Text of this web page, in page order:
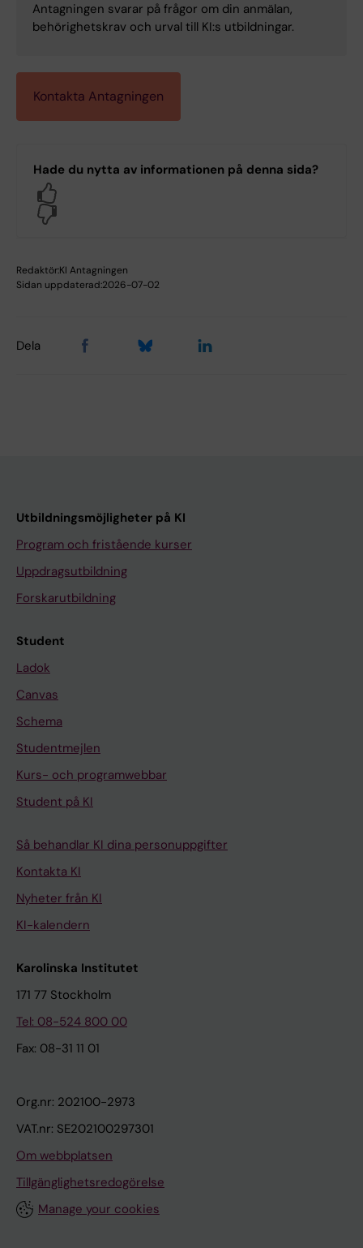
Antagningen svarar på frågor om din anmälan,
behörighetskrav och urval till KI:s utbildningar.
Kontakta Antagningen
Hade du nytta av informationen på denna sida?
Redaktör:KI Antagningen
Sidan uppdaterad:2026-07-02
Dela
Utbildningsmöjligheter på KI
Program och fristående kurser
Uppdragsutbildning
Forskarutbildning
Student
Ladok
Canvas
Schema
Studentmejlen
Kurs- och programwebbar
Student på KI
Så behandlar KI dina personuppgifter
Kontakta KI
Nyheter från KI
KI-kalendern
Karolinska Institutet
171 77 Stockholm
Tel: 08-524 800 00
Fax: 08-31 11 01
Org.nr: 202100-2973
VAT.nr: SE202100297301
Om webbplatsen
Tillgänglighetsredogörelse
Manage your cookies